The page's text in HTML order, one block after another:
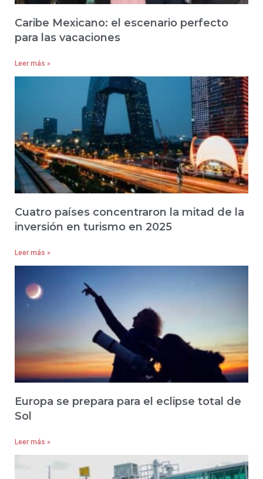
Caribe Mexicano: el escenario perfecto
para las vacaciones
Leer más »
Cuatro países concentraron la mitad de la
inversión en turismo en 2025
Leer más »
Europa se prepara para el eclipse total de
Sol
Leer más »